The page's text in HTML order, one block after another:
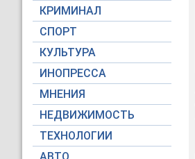
КРИМИНАЛ
СПОРТ
КУЛЬТУРА
ИНОПРЕССА
МНЕНИЯ
НЕДВИЖИМОСТЬ
ТЕХНОЛОГИИ